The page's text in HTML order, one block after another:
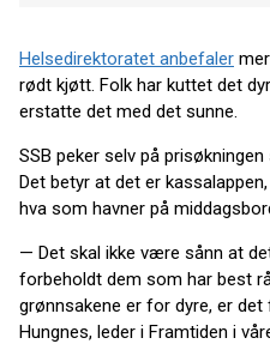
Helsedirektoratet anbefaler
rødt kjøtt. Folk har kuttet det
erstatte det med det sunne.
SSB peker selv på
Det betyr at det er
hva som havner på
— Det skal ikke være sånn at
forbeholdt dem som har best
grønnsakene er for dyre, er
Hungnes, leder i Framtiden i